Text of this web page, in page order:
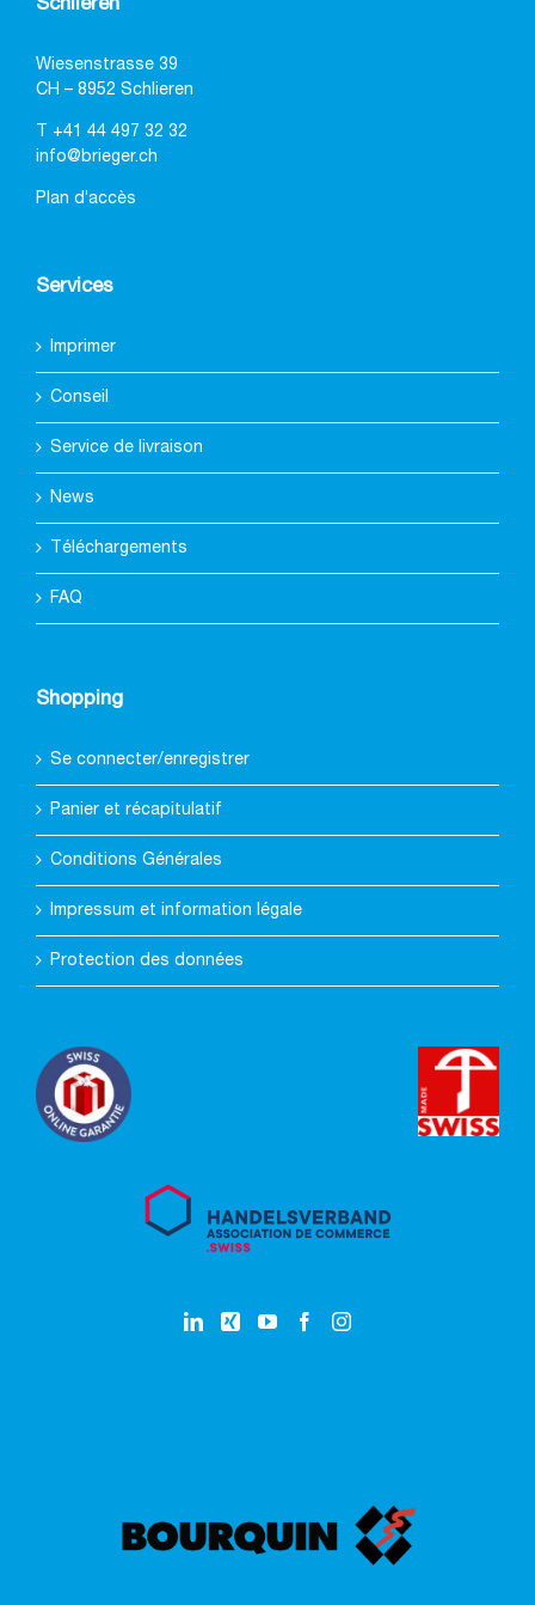
Schlieren
Wiesenstrasse 39
CH – 8952 Schlieren
+41 44 497 32 32
info@brieger.ch
Plan d’accès
Services
Imprimer
Conseil
Service de livraison
News
Téléchargements
FAQ
Shopping
Se connecter/enregistrer
Panier et récapitulatif
Conditions Générales
Impressum et information légale
Protection des données